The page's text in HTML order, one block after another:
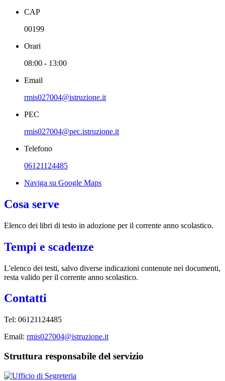
CAP
00199
Orari
08:00 - 13:00
Email
rmis027004@istruzione.it
PEC
rmis027004@pec.istruzione.it
Telefono
06121124485
Naviga su Google Maps
Cosa serve
Elenco dei libri di testo in adozione per il corrente anno scolastico.
Tempi e scadenze
L'elenco dei testi, salvo diverse indicazioni contenute nei documenti,
resta valido per il corrente anno scolastico.
Contatti
Tel: 06121124485
Email: rmis027004@istruzione.it
Struttura responsabile del servizio